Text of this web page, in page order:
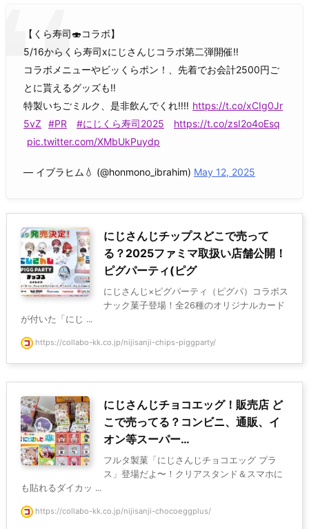
【くら寿司🍣コラボ】
5/16からくら寿司xにじさんじコラボ第二弾開催‼️
コラボメニューやビッくらポン！、先着でお会計2500円ご
とに貰えるグッズも‼️
特製いちごミルク、是非飲んでくれ‼️‼️ https://t.co/xCIg0Jr
5vZ
#PR #にじくら寿司2025
https://t.co/zsI2o4oEsq
pic.twitter.com/XMbUkPuydp
— イブラヒム💧 (@honmono_ibrahim) May 12, 2025
にじさんじチップスどこで売って
る？2025ファミマ取扱い店舗公開！
ピグパーティ(ピグ
にじさんじ×ピグパーティ（ピグパ）コラボス
ナック菓子登場！全26種のオリジナルカード
が付いた「にじ ...
https://collabo-kk.co.jp/nijisanji-chips-piggparty/
にじさんじチョコエッグ！販売店 ど
こで売ってる？コンビニ、通販、イ
オン等スーパー…
フルタ製菓「にじさんじチョコエッグ プラ
ス」登場だよ〜！クリアスタンド＆スマホに
も貼れるダイカッ ...
https://collabo-kk.co.jp/nijisanji-chocoeggplus/